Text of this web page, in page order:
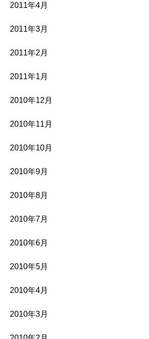
2011年4月
2011年3月
2011年2月
2011年1月
2010年12月
2010年11月
2010年10月
2010年9月
2010年8月
2010年7月
2010年6月
2010年5月
2010年4月
2010年3月